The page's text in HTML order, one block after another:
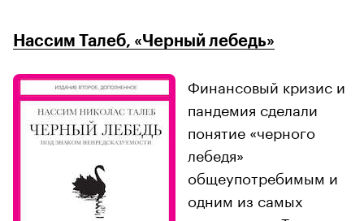
Нассим Талеб, «Черный лебедь»
Финансовый кризис и
пандемия сделали
понятие «черного
лебедя»
общеупотребимым и
одним из самых